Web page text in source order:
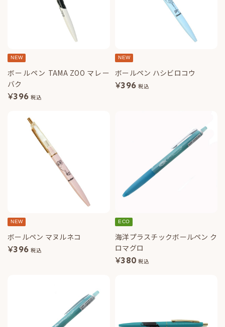
NEW
ボールペン TAMA ZOO マレー
バク
¥396 税込
NEW
ボールペン ハシビロコウ
¥396 税込
NEW
ボールペン マヌルネコ
¥396 税込
ECO
海洋プラスチックボールペン ク
ロマグロ
¥380 税込